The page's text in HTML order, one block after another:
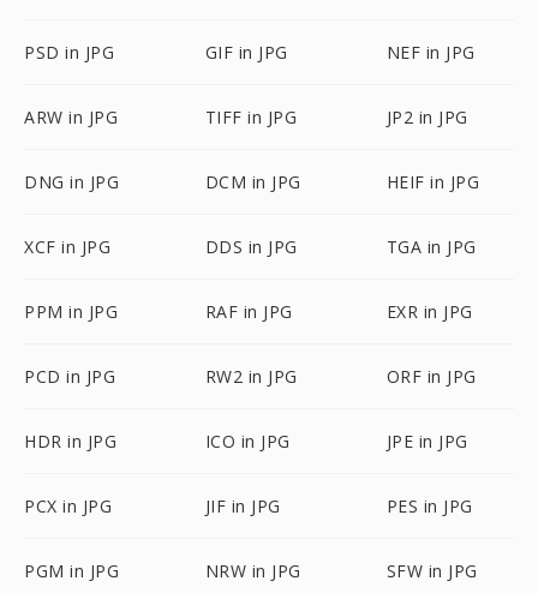
PSD in JPG GIF in JPG NEF in JPG
ARW in JPG TIFF in JPG JP2 in JPG
DNG in JPG DCM in JPG HEIF in JPG
XCF in JPG DDS in JPG TGA in JPG
PPM in JPG RAF in JPG EXR in JPG
PCD in JPG RW2 in JPG ORF in JPG
HDR in JPG ICO in JPG JPE in JPG
PCX in JPG JIF in JPG PES in JPG
PGM in JPG NRW in JPG SFW in JPG